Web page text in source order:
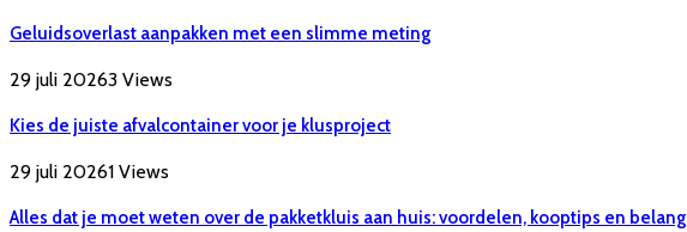
Geluidsoverlast aanpakken met een slimme meting
29 juli 20263 Views
Kies de juiste afvalcontainer voor je klusproject
29 juli 20261 Views
Alles dat je moet weten over de pakketkluis aan huis: voordelen, kooptips en belang